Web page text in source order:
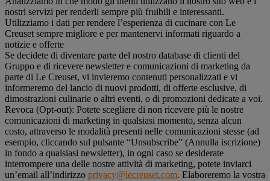
nostri servizi per renderli sempre più fruibili e interessanti.
Utilizziamo i dati per rendere l’esperienza di cucinare con Le
Creuset sempre migliore e per mantenervi informati riguardo a
notizie e offerte
Se decidete di diventare parte del nostro database di clienti del
Gruppo e di ricevere newsletter e comunicazioni di marketing da
parte di Le Creuset, vi invieremo contenuti personalizzati e vi
informeremo del lancio di nuovi prodotti, di offerte esclusive, di
dimostrazioni culinarie o altri eventi, o di promozioni dedicate a voi.
Revoca (Opt-out): Potete scegliere di non ricevere più le nostre
comunicazioni di marketing in qualsiasi momento, senza alcun
costo, attraverso le modalità presenti nelle comunicazioni stesse (ad
esempio, cliccando sul pulsante “Unsubscribe” (Annulla iscrizione)
in fondo a qualsiasi newsletter), in ogni caso se desiderate
interrompere una delle nostre attività di marketing, potete inviarci
un’email all’indirizzo privacy@lecreuset.com. Elaboreremo la vostra